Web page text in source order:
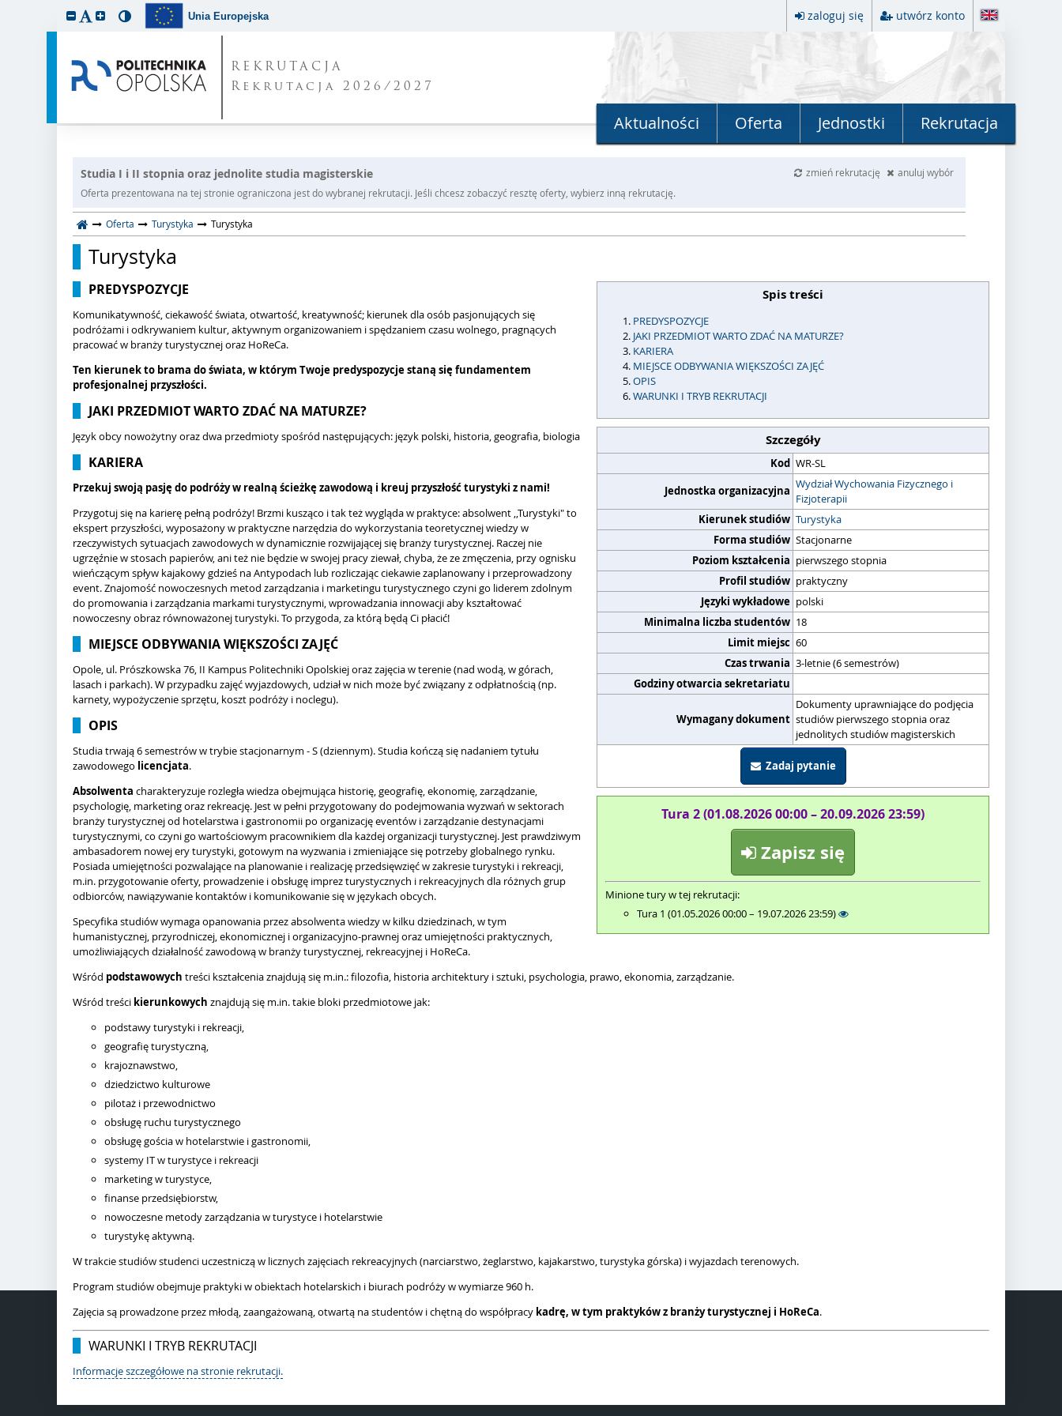
Unia Europejska zaloguj się utwórz konto
REKRUTACJA
Rekrutacja 2026/2027
Aktualności Oferta Jednostki Rekrutacja
Studia I i II stopnia oraz jednolite studia magisterskie zmień rekrutację
anuluj wybór
Oferta prezentowana na tej stronie ograniczona jest do wybranej rekrutacji. Jeśli chcesz zobaczyć resztę oferty, wybierz inną rekrutację.
Oferta Turystyka Turystyka
Turystyka
Spis treści
PREDYSPOZYCJE
JAKI PRZEDMIOT WARTO ZDAĆ NA MATURZE?
KARIERA
MIEJSCE ODBYWANIA WIĘKSZOŚCI ZAJĘĆ
OPIS
WARUNKI I TRYB REKRUTACJI
Szczegóły
Kod WR-SL
Jednostka organizacyjna Wydział Wychowania Fizycznego i
Fizjoterapii
Kierunek studiów Turystyka
Forma studiów Stacjonarne
Poziom kształcenia pierwszego stopnia
Profil studiów praktyczny
Języki wykładowe polski
Minimalna liczba studentów 18
Limit miejsc 60
Czas trwania 3-letnie (6 semestrów)
Godziny otwarcia sekretariatu
Wymagany dokument
Dokumenty uprawniające do podjęcia
studiów pierwszego stopnia oraz
jednolitych studiów magisterskich
Zadaj pytanie
Tura 2 (01.08.2026 00:00 – 20.09.2026 23:59)
Zapisz się
Minione tury w tej rekrutacji:
Tura 1 (01.05.2026 00:00 – 19.07.2026 23:59)
PREDYSPOZYCJE
Komunikatywność, ciekawość świata, otwartość, kreatywność; kierunek dla osób pasjonujących się
podróżami i odkrywaniem kultur, aktywnym organizowaniem i spędzaniem czasu wolnego, pragnących
pracować w branży turystycznej oraz HoReCa.
Ten kierunek to brama do świata, w którym Twoje predyspozycje staną się fundamentem
profesjonalnej przyszłości.
JAKI PRZEDMIOT WARTO ZDAĆ NA MATURZE?
Język obcy nowożytny oraz dwa przedmioty spośród następujących: język polski, historia, geografia, biologia
KARIERA
Przekuj swoją pasję do podróży w realną ścieżkę zawodową i kreuj przyszłość turystyki z nami!
Przygotuj się na karierę pełną podróży! Brzmi kusząco i tak też wygląda w praktyce: absolwent ,,Turystyki" to
ekspert przyszłości, wyposażony w praktyczne narzędzia do wykorzystania teoretycznej wiedzy w
rzeczywistych sytuacjach zawodowych w dynamicznie rozwijającej się branży turystycznej. Raczej nie
ugrzęźnie w stosach papierów, ani też nie będzie w swojej pracy ziewał, chyba, że ze zmęczenia, przy ognisku
wieńczącym spływ kajakowy gdzieś na Antypodach lub rozliczając ciekawie zaplanowany i przeprowadzony
event. Znajomość nowoczesnych metod zarządzania i marketingu turystycznego czyni go liderem zdolnym
do promowania i zarządzania markami turystycznymi, wprowadzania innowacji aby kształtować
nowoczesny obraz równoważonej turystyki. To przygoda, za którą będą Ci płacić!
MIEJSCE ODBYWANIA WIĘKSZOŚCI ZAJĘĆ
Opole, ul. Prószkowska 76, II Kampus Politechniki Opolskiej oraz zajęcia w terenie (nad wodą, w górach,
lasach i parkach). W przypadku zajęć wyjazdowych, udział w nich może być związany z odpłatnością (np.
karnety, wypożyczenie sprzętu, koszt podróży i noclegu).
OPIS
Studia trwają 6 semestrów w trybie stacjonarnym - S (dziennym). Studia kończą się nadaniem tytułu
zawodowego licencjata.
Absolwenta charakteryzuje rozległa wiedza obejmująca historię, geografię, ekonomię, zarządzanie,
psychologię, marketing oraz rekreację. Jest w pełni przygotowany do podejmowania wyzwań w sektorach
branży turystycznej od hotelarstwa i gastronomii po organizację eventów i zarządzanie destynacjami
turystycznymi, co czyni go wartościowym pracownikiem dla każdej organizacji turystycznej. Jest prawdziwym
ambasadorem nowej ery turystyki, gotowym na wyzwania i zmieniające się potrzeby globalnego rynku.
Posiada umiejętności pozwalające na planowanie i realizację przedsięwzięć w zakresie turystyki i rekreacji,
m.in. przygotowanie oferty, prowadzenie i obsługę imprez turystycznych i rekreacyjnych dla różnych grup
odbiorców, nawiązywanie kontaktów i komunikowanie się w językach obcych.
Specyfika studiów wymaga opanowania przez absolwenta wiedzy w kilku dziedzinach, w tym
humanistycznej, przyrodniczej, ekonomicznej i organizacyjno-prawnej oraz umiejętności praktycznych,
umożliwiających działalność zawodową w branży turystycznej, rekreacyjnej i HoReCa.
Wśród podstawowych treści kształcenia znajdują się m.in.: filozofia, historia architektury i sztuki, psychologia, prawo, ekonomia, zarządzanie.
Wśród treści kierunkowych znajdują się m.in. takie bloki przedmiotowe jak:
podstawy turystyki i rekreacji,
geografię turystyczną,
krajoznawstwo,
dziedzictwo kulturowe
pilotaż i przewodnictwo
obsługę ruchu turystycznego
obsługę gościa w hotelarstwie i gastronomii,
systemy IT w turystyce i rekreacji
marketing w turystyce,
finanse przedsiębiorstw,
nowoczesne metody zarządzania w turystyce i hotelarstwie
turystykę aktywną.
W trakcie studiów studenci uczestniczą w licznych zajęciach rekreacyjnych (narciarstwo, żeglarstwo, kajakarstwo, turystyka górska) i wyjazdach terenowych.
Program studiów obejmuje praktyki w obiektach hotelarskich i biurach podróży w wymiarze 960 h.
Zajęcia są prowadzone przez młodą, zaangażowaną, otwartą na studentów i chętną do współpracy kadrę, w tym praktyków z branży turystycznej i HoReCa.
WARUNKI I TRYB REKRUTACJI
Informacje szczegółowe na stronie rekrutacji.